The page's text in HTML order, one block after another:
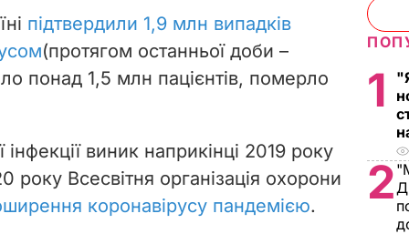
підтвердили 1,9 млн випадків
(протягом останньої доби –
понад 1,5 млн пацієнтів, померло
виник наприкінці 2019 року
року Всесвітня організація охорони
коронавірусу пандемією.
1
2